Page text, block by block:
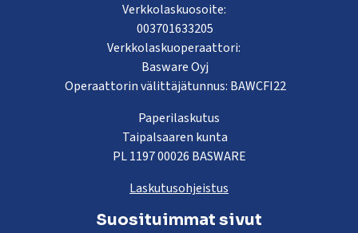
Verkkolaskuosoite:
003701633205
Verkkolaskuoperaattori:
Basware Oyj
Operaattorin välittäjätunnus: BAWCFI22
Paperilaskutus
Taipalsaaren kunta
PL 1197 00026 BASWARE
Laskutusohjeistus
Suosituimmat sivut